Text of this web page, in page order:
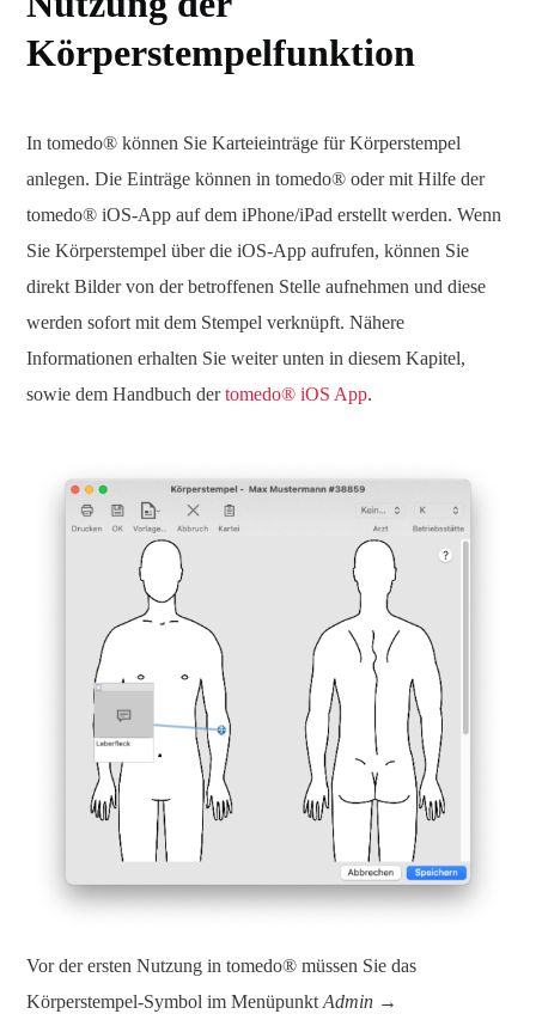
Körperstempelfunktion
In tomedo® können Sie Karteieinträge für Körperstempel
anlegen. Die Einträge können in tomedo® oder mit Hilfe der
tomedo® iOS-App auf dem iPhone/iPad erstellt werden. Wenn
Sie Körperstempel über die iOS-App aufrufen, können Sie
direkt Bilder von der betroffenen Stelle aufnehmen und diese
werden sofort mit dem Stempel verknüpft. Nähere
Informationen erhalten Sie weiter unten in diesem Kapitel,
sowie dem Handbuch dertomedo® iOS App.
Vor der ersten Nutzung in tomedo® müssen Sie das
Körperstempel-Symbol im Menüpunkt Admin →